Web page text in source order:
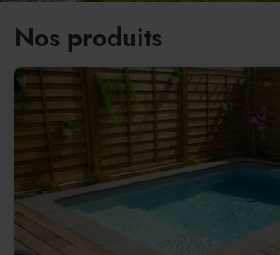
Nos produits